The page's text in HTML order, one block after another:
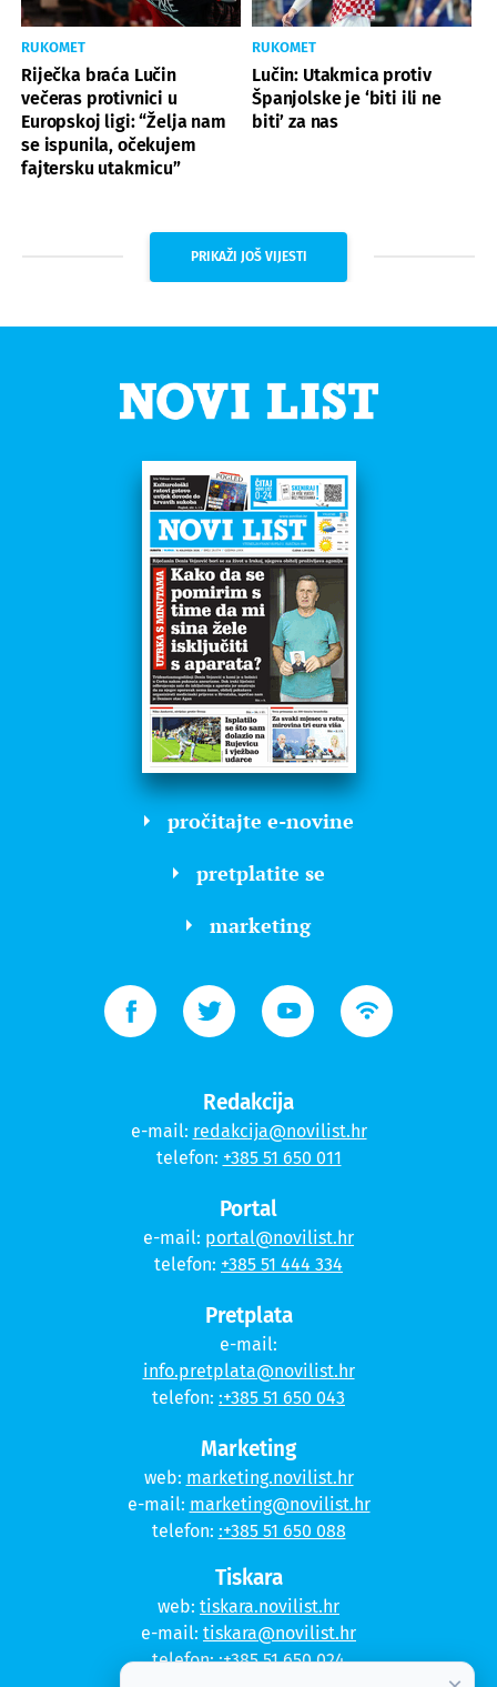
RUKOMET
Riječka braća Lučin
večeras protivnici u
Europskoj ligi: “Želja nam
se ispunila, očekujem
fajtersku utakmicu”
RUKOMET
Lučin: Utakmica protiv
Španjolske je ‘biti ili ne
biti’ za nas
PRIKAŽI JOŠ VIJESTI
pročitajte e-novine
pretplatite se
marketing
Redakcija
e-mail: redakcija@novilist.hr
telefon: +385 51 650 011
Portal
e-mail: portal@novilist.hr
telefon: +385 51 444 334
Pretplata
e-mail:
info.pretplata@novilist.hr
telefon: :+385 51 650 043
Marketing
web: marketing.novilist.hr
e-mail: marketing@novilist.hr
telefon: :+385 51 650 088
Tiskara
web: tiskara.novilist.hr
e-mail: tiskara@novilist.hr
telefon::+385 51 650 024